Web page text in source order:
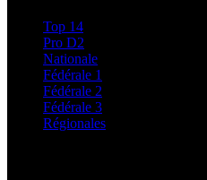
Top 14
Pro D2
Nationale
Fédérale 1
Fédérale 2
Fédérale 3
Régionales